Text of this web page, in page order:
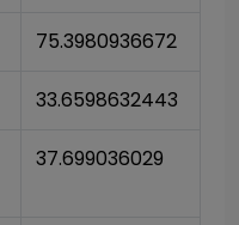
75.3980936672
33.6598632443
37.699036029